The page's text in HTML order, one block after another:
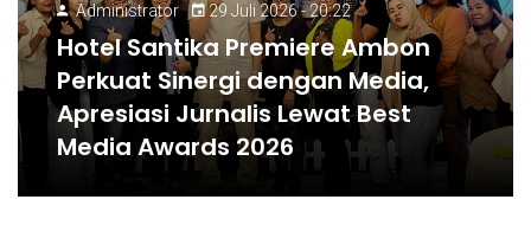
Administrator 29 Juli 2026 - 20:22
Hotel Santika Premiere Ambon
Perkuat Sinergi dengan Media,
Apresiasi Jurnalis Lewat Best
Media Awards 2026